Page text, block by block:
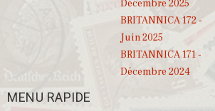
Décembre 2025
BRITANNICA 172 -
Juin 2025
BRITANNICA 171 -
Décembre 2024
MENU RAPIDE